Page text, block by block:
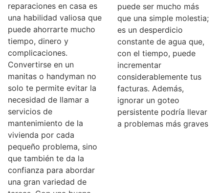
reparaciones en casa es
una habilidad valiosa que
puede ahorrarte mucho
tiempo, dinero y
complicaciones.
Convertirse en un
manitas o handyman no
solo te permite evitar la
necesidad de llamar a
servicios de
mantenimiento de la
vivienda por cada
pequeño problema, sino
que también te da la
confianza para abordar
una gran variedad de
puede ser mucho más
que una simple molestia;
es un desperdicio
constante de agua que,
con el tiempo, puede
incrementar
considerablemente tus
facturas. Además,
ignorar un goteo
persistente podría llevar
a problemas más graves